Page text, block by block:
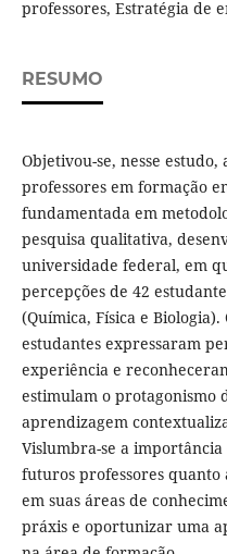
professores, Estratégia de
RESUMO
Objetivou-se, nesse
professores em formação
fundamentada em
pesquisa qualitativa,
universidade federal, em
percepções de 42
(Química, Física e
estudantes expressaram
experiência e
estimulam o protagonismo
aprendizagem
Vislumbra-se a
futuros professores quanto
em suas áreas de
práxis e oportunizar uma